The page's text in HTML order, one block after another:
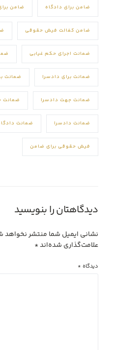
ضامن برای دادگاه ضامن
ضامن کفالت فیش حقوقی
ضمانت اجرای حکم غیابی
ضمانت برای دادسرا ضمانت
ضمانت جهت دادسرا ضمانت
ضمانت دادسرا ضمانت
فیش حقوقی برای ضامن
دیدگاهتان را بنویسید
نشانی ایمیل شما منتشر نخواهد
علامت‌گذاری شده‌اند*
دیدگاه *